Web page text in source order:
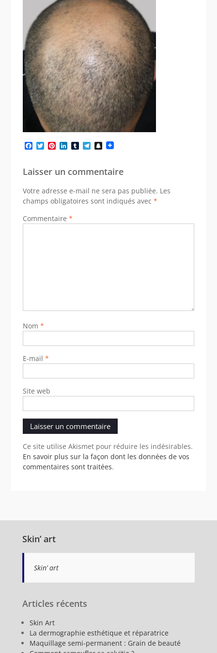
Laisser un commentaire
Votre adresse e-mail ne sera pas publiée. Les
champs obligatoires sont indiqués avec *
Commentaire *
Nom *
E-mail *
Site web
Ce site utilise Akismet pour réduire les indésirables.
En savoir plus sur la façon dont les données de vos
commentaires sont traitées.
Skin’ art
Skin’ art
Articles récents
Skin Art
La dermographie esthétique et réparatrice
Maquillage semi-permanent : Grain de beauté